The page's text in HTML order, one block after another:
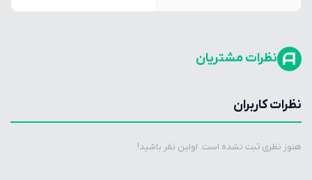
نظرات مشتریان
نظرات کاربران
هنوز نظری ثبت نشده است. اولین نفر باشید!